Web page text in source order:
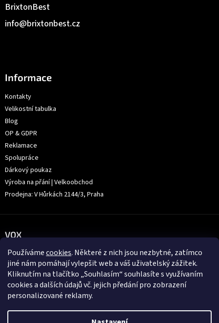
Používámecookies. Některé z nich jsou nezbytné, zatímco
jiné nám pomáhají vylepšit web a váš uživatelský zážitek.
Kliknutím na tlačítko „Souhlasím“ souhlasíte s využívaním
cookies a dalších údajů vč. jejich předání pro zobrazení
personalizované reklamy.
info@brixtonbest.cz
BrixtonBest
Informace
Kontakty
Velikostní tabulka
Blog
OP & GDPR
Reklamace
Spolupráce
Dárkový poukaz
Výroba na přání | Velkoobchod
Prodejna: V Hůrkách 2144/3, Praha
VOX